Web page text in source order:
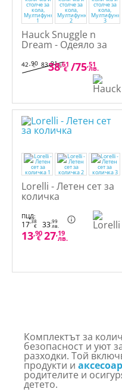
Hauck Snuggle n
Dream - Одеяло за
кола,
Мултифункционално
42,90
€ 83,91лв.
38,61
€ /75,51
лв.
Lorelli - Летен сет за
количка
ПЦД:
17,38
€ 33,99
лв.
13,90
€ 27,19
лв.
Комплектът за
безопасност и уют
разходки. Той
продукти и
родителите и
детето.